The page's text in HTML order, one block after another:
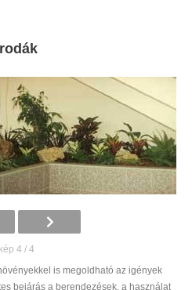
kép 4 / 4
is megoldható az igények
bejárás a berendezések, a használat